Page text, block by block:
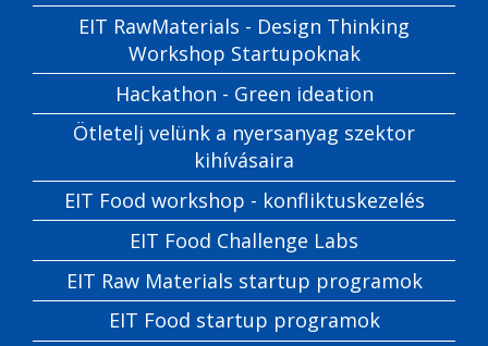
EIT RawMaterials - Design Thinking
Workshop Startupoknak
Hackathon - Green ideation
Ötletelj velünk a nyersanyag szektor
kihívásaira
EIT Food workshop - konfliktuskezelés
EIT Food Challenge Labs
EIT Raw Materials startup programok
EIT Food startup programok